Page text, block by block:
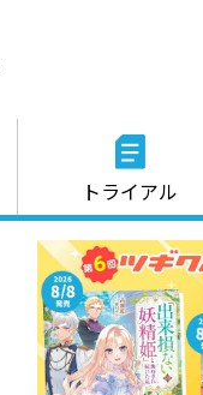
トライアル